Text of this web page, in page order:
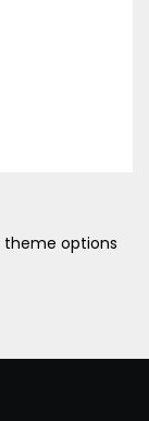
theme options